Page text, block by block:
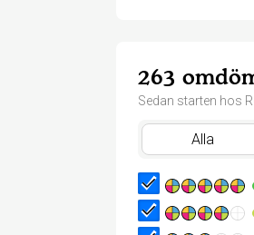
263
Sedan starten hos
Alla